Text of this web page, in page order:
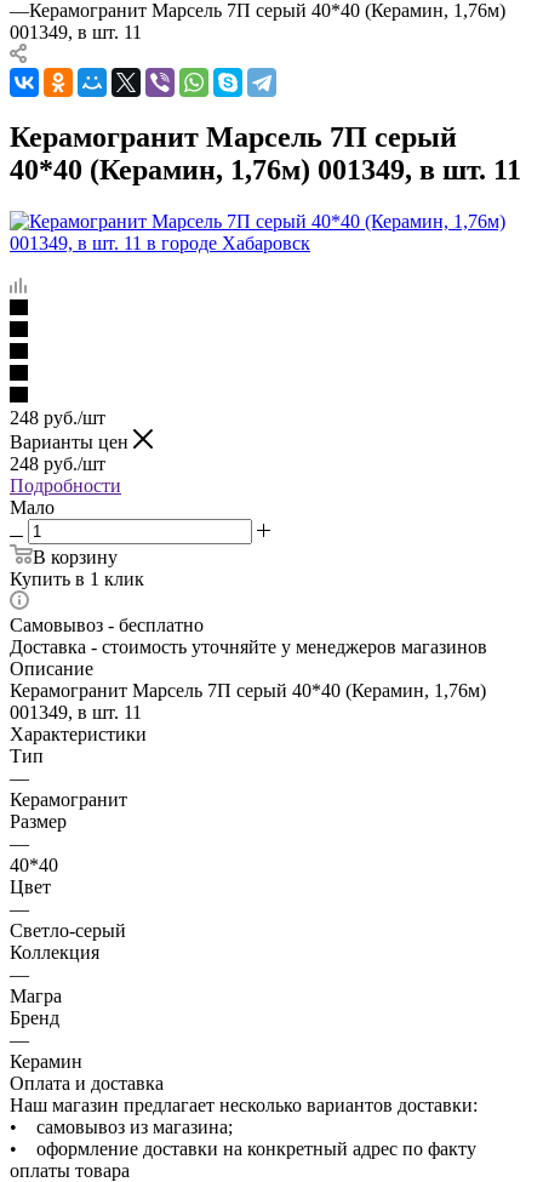
—Керамогранит Марсель 7П серый 40*40 (Керамин, 1,76м)
001349, в шт. 11
Керамогранит Марсель 7П серый
40*40 (Керамин, 1,76м) 001349, в шт. 11
248 руб./шт
Варианты цен
248 руб./шт
Подробности
Мало
В корзину
Купить в 1 клик
Самовывоз - бесплатно
Доставка - стоимость уточняйте у менеджеров магазинов
Описание
Керамогранит Марсель 7П серый 40*40 (Керамин, 1,76м)
001349, в шт. 11
Характеристики
Тип
—
Керамогранит
Размер
—
40*40
Цвет
—
Светло-серый
Коллекция
—
Магра
Бренд
—
Керамин
Оплата и доставка
Наш магазин предлагает несколько вариантов доставки:
• самовывоз из магазина;
• оформление доставки на конкретный адрес по факту
оплаты товара